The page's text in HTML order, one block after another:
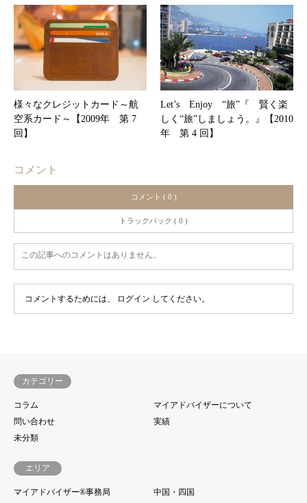
様々なクレジットカード～航
空系カード～【2009年 第 7
回】
Let’s Enjoy “旅”『 賢く楽
しく“旅”しましょう。』【2010
年 第 4 回】
コメント
コメント ( 0 )
トラックバック ( 0 )
この記事へのコメントはありません。
コメントするためには、 ログイン してください。
カテゴリー
コラム
マイアドバイザーについて
問い合わせ
実績
未分類
エリア
マイアドバイザー®事務局 中国・四国